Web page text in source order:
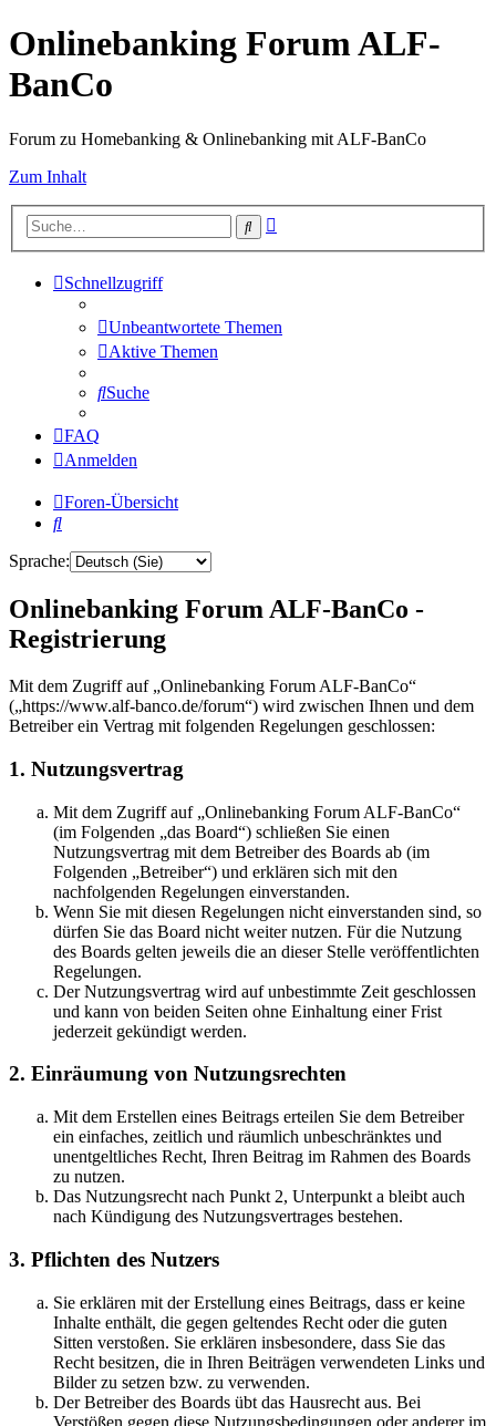
Onlinebanking Forum ALF-
BanCo
Forum zu Homebanking & Onlinebanking mit ALF-BanCo
Zum Inhalt
Suche
Schnellzugriff
Unbeantwortete Themen
Aktive Themen
Suche
FAQ
Anmelden
Foren-Übersicht
Suche
Sprache:
Onlinebanking Forum ALF-BanCo -
Registrierung
Mit dem Zugriff auf „Onlinebanking Forum ALF-BanCo“
(„https://www.alf-banco.de/forum“) wird zwischen Ihnen und dem
Betreiber ein Vertrag mit folgenden Regelungen geschlossen:
1. Nutzungsvertrag
Mit dem Zugriff auf „Onlinebanking Forum ALF-BanCo“
(im Folgenden „das Board“) schließen Sie einen
Nutzungsvertrag mit dem Betreiber des Boards ab (im
Folgenden „Betreiber“) und erklären sich mit den
nachfolgenden Regelungen einverstanden.
Wenn Sie mit diesen Regelungen nicht einverstanden sind, so
dürfen Sie das Board nicht weiter nutzen. Für die Nutzung
des Boards gelten jeweils die an dieser Stelle veröffentlichten
Regelungen.
Der Nutzungsvertrag wird auf unbestimmte Zeit geschlossen
und kann von beiden Seiten ohne Einhaltung einer Frist
jederzeit gekündigt werden.
2. Einräumung von Nutzungsrechten
Mit dem Erstellen eines Beitrags erteilen Sie dem Betreiber
ein einfaches, zeitlich und räumlich unbeschränktes und
unentgeltliches Recht, Ihren Beitrag im Rahmen des Boards
zu nutzen.
Das Nutzungsrecht nach Punkt 2, Unterpunkt a bleibt auch
nach Kündigung des Nutzungsvertrages bestehen.
3. Pflichten des Nutzers
Sie erklären mit der Erstellung eines Beitrags, dass er keine
Inhalte enthält, die gegen geltendes Recht oder die guten
Sitten verstoßen. Sie erklären insbesondere, dass Sie das
Recht besitzen, die in Ihren Beiträgen verwendeten Links und
Bilder zu setzen bzw. zu verwenden.
Der Betreiber des Boards übt das Hausrecht aus. Bei
Verstößen gegen diese Nutzungsbedingungen oder anderer im